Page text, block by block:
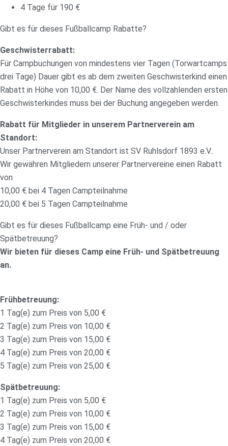
4 Tage für 190 €
Gibt es für dieses Fußballcamp Rabatte?
Geschwisterrabatt:
Für Campbuchungen von mindestens vier Tagen (Torwartcamps
drei Tage) Dauer gibt es ab dem zweiten Geschwisterkind einen
Rabatt in Höhe von 10,00 €. Der Name des vollzahlenden ersten
Geschwisterkindes muss bei der Buchung angegeben werden.
Rabatt für Mitglieder in unserem Partnerverein am
Standort:
Unser Partnerverein am Standort ist SV Ruhlsdorf 1893 e.V..
Wir gewähren Mitgliedern unserer Partnervereine einen Rabatt
von
10,00 € bei 4 Tagen Campteilnahme
20,00 € bei 5 Tagen Campteilnahme
Gibt es für dieses Fußballcamp eine Früh- und / oder
Spätbetreuung?
Wir bieten für dieses Camp eine Früh- und Spätbetreuung
an.
Frühbetreuung:
1 Tag(e) zum Preis von 5,00 €
2 Tag(e) zum Preis von 10,00 €
3 Tag(e) zum Preis von 15,00 €
4 Tag(e) zum Preis von 20,00 €
5 Tag(e) zum Preis von 25,00 €
Spätbetreuung:
1 Tag(e) zum Preis von 5,00 €
2 Tag(e) zum Preis von 10,00 €
3 Tag(e) zum Preis von 15,00 €
4 Tag(e) zum Preis von 20,00 €